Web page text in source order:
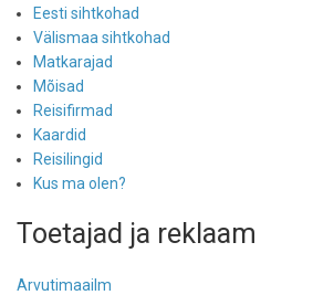
Eesti sihtkohad
Välismaa sihtkohad
Matkarajad
Mõisad
Reisifirmad
Kaardid
Reisilingid
Kus ma olen?
Toetajad ja reklaam
Arvutimaailm